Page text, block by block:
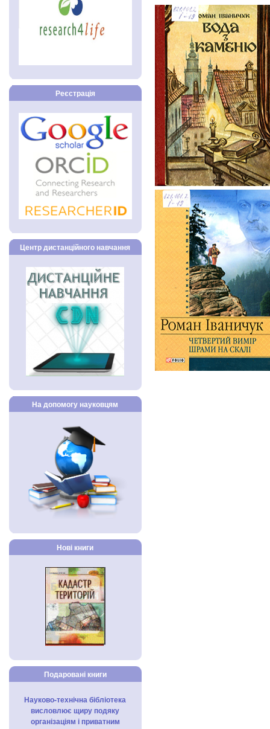
Реєстрація
Центр дистанційного навчання
На допомогу науковцям
Нові книги
Подаровані книги
Науково-технічна бібліотека
висловлює щиру подяку
організаціям і приватним